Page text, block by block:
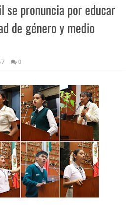
pronuncia por educar
de género y medio
0